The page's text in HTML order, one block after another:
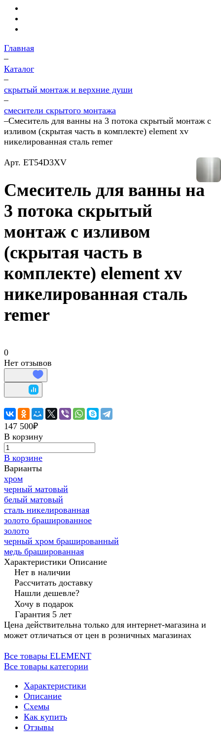
Главная
–
Каталог
–
скрытый монтаж и верхние души
–
смесители скрытого монтажа
–Смеситель для ванны на 3 потока скрытый монтаж с
изливом (скрытая часть в комплекте) element xv
никелированная сталь remer
Арт. ET54D3XV
Смеситель для ванны на
3 потока скрытый
монтаж с изливом
(скрытая часть в
комплекте) element xv
никелированная сталь
remer
0
Нет отзывов
147 500₽
В корзину
В корзине
Варианты
хром
черный матовый
белый матовый
сталь никелированная
золото брашированное
золото
черный хром брашированный
медь брашированная
Характеристики Описание
Нет в наличии
Рассчитать доставку
Нашли дешевле?
Хочу в подарок
Гарантия 5 лет
Цена действительна только для интернет-магазина и
может отличаться от цен в розничных магазинах
Все товары ELEMENT
Все товары категории
Характеристики
Описание
Схемы
Как купить
Отзывы